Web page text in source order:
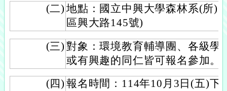
(二) 地點：國立中興大學森林系(所)
區興大路145號)
(三) 對象：環境教育輔導團、各級學
或有興趣的同仁皆可報名參加。
(四) 報名時間：114年10月3日(五)下